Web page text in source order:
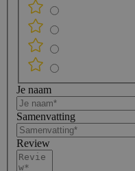
Je naam
Samenvatting
Review